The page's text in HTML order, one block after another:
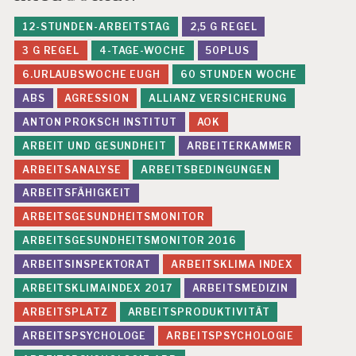
R
E
V
A
L
U
I
E
R
U
N
G
J
U
G
E
N
D
K
O
M
12-STUNDEN-ARBEITSTAG
2,5 G REGEL
3 G REGEL
4-TAGE-WOCHE
50PLUS
6.URLAUBSWOCHE EUGH
60 STUNDEN WOCHE
ABS
AGRESSION
ALLIANZ VERSICHERUNG
ANTON PROKSCH INSTITUT
AOK
ARBEIT UND GESUNDHEIT
ARBEITERKAMMER
ARBEITSANALYSE
ARBEITSBEDINGUNGEN
ARBEITSFÄHIGKEIT
ARBEITSGESUNDHEITSMONITOR
ARBEITSGESUNDHEITSMONITOR 2016
ARBEITSINSPEKTORAT
ARBEITSKLIMA INDEX
ARBEITSKLIMAINDEX 2017
ARBEITSMEDIZIN
ARBEITSPLATZ
ARBEITSPRODUKTIVITÄT
ARBEITSPSYCHOLOGE
ARBEITSPSYCHOLOGIE